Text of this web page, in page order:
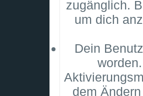
zugänglich.
um dich
Dein
dem